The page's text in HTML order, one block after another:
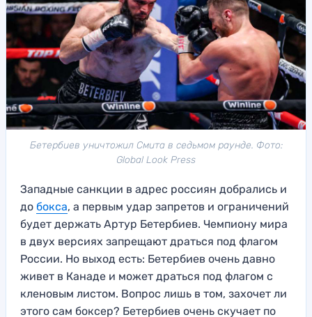
Бетербиев уничтожил Смита в седьмом раунде. Фото:
Global Look Press
Западные санкции в адрес россиян добрались и
до бокса, а первым удар запретов и ограничений
будет держать Артур Бетербиев. Чемпиону мира
в двух версиях запрещают драться под флагом
России. Но выход есть: Бетербиев очень давно
живет в Канаде и может драться под флагом с
кленовым листом. Вопрос лишь в том, захочет ли
этого сам боксер? Бетербиев очень скучает по